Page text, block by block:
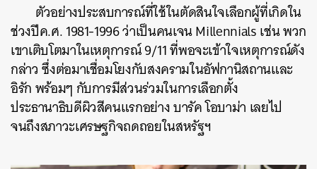
ตัวอย่างประสบการณ์ที่ใช้ในตัดสินใจเลือกผู้ที่เกิดใน
ช่วงปีค.ศ. 1981-1996 ว่าเป็นคนเจน Millennials เช่น พวก
เขาเติบโตมาในเหตุการณ์ 9/11 ที่พอจะเข้าใจเหตุการณ์ดัง
กล่าว ซึ่งต่อมาเชื่อมโยงกับสงครามในอัฟกานิสถานและ
อิรัก พร้อมๆ กับการมีส่วนร่วมในการเลือกตั้ง
ประธานาธิบดีผิวสีคนแรกอย่าง บารัค โอบาม่า เลยไป
จนถึงสภาวะเศรษฐกิจถดถอยในสหรัฐฯ